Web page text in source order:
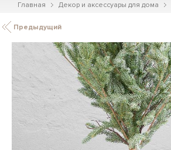
Главная Декор и аксессуары для дома
Предыдущий